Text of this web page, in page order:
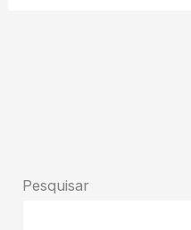
Pesquisar